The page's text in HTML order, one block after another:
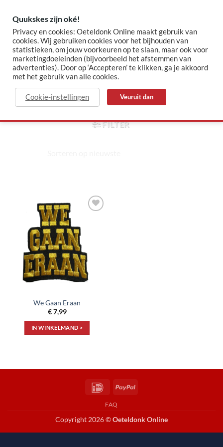
content
✓ Sinds 2015 jouw Oeteldonk-shop ✓ Veilig betalen via Mollie
voetbal
HOME / PRODUCTEN GETAGGED “VOETBAL”
FILTER
verlanglijst
We Gaan Eraan
€7,99
IN WINKELMAND >
IDeal PayPal
FAQ
Copyright 2026 ©Oeteldonk Online
Quukskes zijn oké!
Privacy en cookies: Oeteldonk Online maakt gebruik van
cookies. Wij gebruiken cookies voor het bijhouden van
statistieken, om jouw voorkeuren op te slaan, maar ook voor
marketingdoeleinden (bijvoorbeeld het afstemmen van
advertenties). Door op ‘Accepteren’ te klikken, ga je akkoord
met het gebruik van alle cookies.
Cookie-instellingen Veuruit dan